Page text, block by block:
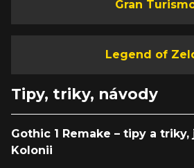
Gran
Legend of
Tipy, triky, návody
Gothic 1 Remake – tipy a
Kolonii